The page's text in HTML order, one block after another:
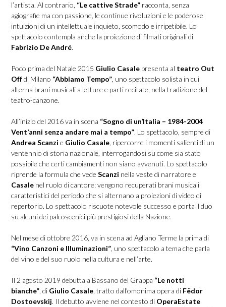
l’artista. Al contrario, “Le cattive Strade” racconta, senza
agiografie ma con passione, le continue rivoluzioni e le poderose
intuizioni di un intellettuale inquieto, scomodo e irripetibile. Lo
spettacolo contempla anche la proiezione di filmati originali di
Fabrizio De André.
Poco prima del Natale 2015 Giulio Casale presenta al teatro Out
Offdi Milano “Abbiamo Tempo”, uno spettacolo solista in cui
alterna brani musicali a letture e parti recitate, nella tradizione del
teatro-canzone.
All’inizio del 2016 va in scena “Sogno di un’Italia – 1984-2004
Vent’anni senza andare mai a tempo”. Lo spettacolo, sempre di
Andrea Scanzi e Giulio Casale, ripercorre i momenti salienti di un
ventennio di storia nazionale, interrogandosi su come sia stato
possibile che certi cambiamenti non siano avvenuti. Lo spettacolo
riprende la formula che vede Scanzi nella veste di narratore e
Casale nel ruolo di cantore: vengono recuperati brani musicali
caratteristici del periodo che si alternano a proiezioni di video di
repertorio. Lo spettacolo riscuote notevole successo e porta il duo
su alcuni dei palcoscenici più prestigiosi della Nazione.
Nel mese di ottobre 2016, va in scena ad Agliano Terme la prima di
“Vino Canzoni e Illuminazioni”, uno spettacolo a tema che parla
del vino e del suo ruolo nella cultura e nell’arte.
Il 2 agosto 2019 debutta a Bassano del Grappa “Le notti
bianche”, di Giulio Casale, tratto dall’omonima opera di Fëdor
Dostoevskij. Il debutto avviene nel contesto di OperaEstate